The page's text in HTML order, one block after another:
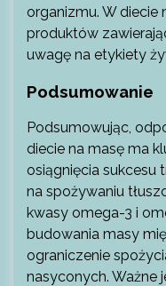
organizmu. W diecie
produktów
uwagę na etykiety
Podsumowanie
Podsumowując,
diecie na masę ma
osiągnięcia sukcesu
na spożywaniu
kwasy omega-3 i
budowania masy
ograniczenie
nasyconych. Ważne